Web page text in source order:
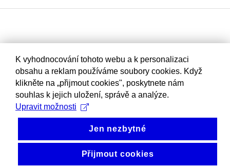
K vyhodnocování tohoto webu a k personalizaci
obsahu a reklam používáme soubory cookies. Když
klikněte na „přijmout cookies", poskytnete nám
souhlas k jejich uložení, správě a analýze.
Upravit možnosti
Jen nezbytné
Přijmout cookies